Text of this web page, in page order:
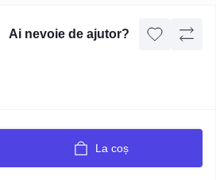
Ai nevoie de ajutor?
La coș